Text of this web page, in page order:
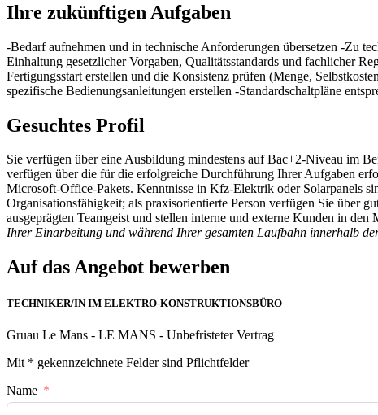
Ihre zukünftigen Aufgaben
-Bedarf aufnehmen und in technische Anforderungen übersetzen -Zu
Einhaltung gesetzlicher Vorgaben, Qualitätsstandards und fachlicher
Fertigungsstart erstellen und die Konsistenz prüfen (Menge,
spezifische Bedienungsanleitungen erstellen -Standardschaltpläne
Gesuchtes Profil
Sie verfügen über eine Ausbildung mindestens auf Bac+2-Niveau im
verfügen über die für die erfolgreiche Durchführung Ihrer Aufgaben
Microsoft-Office-Pakets. Kenntnisse in Kfz-Elektrik oder Solarpanels
Organisationsfähigkeit; als praxisorientierte Person verfügen Sie über
ausgeprägten Teamgeist und stellen interne und externe Kunden in
Ihrer Einarbeitung und während Ihrer gesamten Laufbahn innerhalb
Auf das Angebot bewerben
TECHNIKER/IN IM ELEKTRO-KONSTRUKTIONSBÜRO
Gruau Le Mans - LE MANS - Unbefristeter Vertrag
Mit * gekennzeichnete Felder sind Pflichtfelder
Name